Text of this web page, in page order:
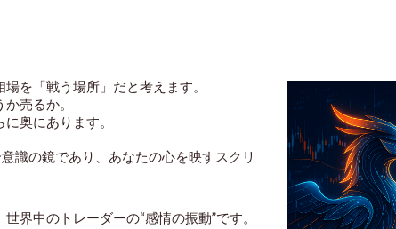
を「戦う場所」だと考えます。
売るか。
奥にあります。
意識の鏡であり、あなたの心を映すスクリ
界中のトレーダーの“感情の振動”です。